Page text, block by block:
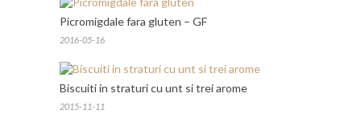
Picromigdale fara gluten – GF
2016-05-16
Biscuiti in straturi cu unt si trei arome
2015-11-11